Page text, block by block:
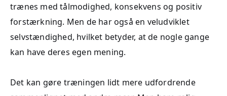
trænes med tålmodighed, konsekvens og positiv
forstærkning. Men de har også en veludviklet
selvstændighed, hvilket betyder, at de nogle gange
kan have deres egen mening.
Det kan gøre træningen lidt mere udfordrende